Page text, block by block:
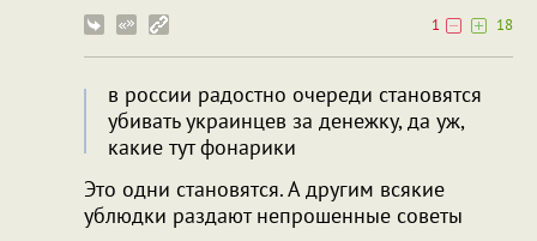
1
18
в россии радостно очереди становятся
убивать украинцев за денежку, да уж,
какие тут фонарики
Это одни становятся. А другим всякие
ублюдки раздают непрошенные советы